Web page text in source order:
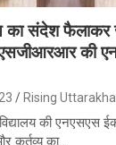
का संदेश
की
Rising
की एनएसएस
कर्तव्य का…